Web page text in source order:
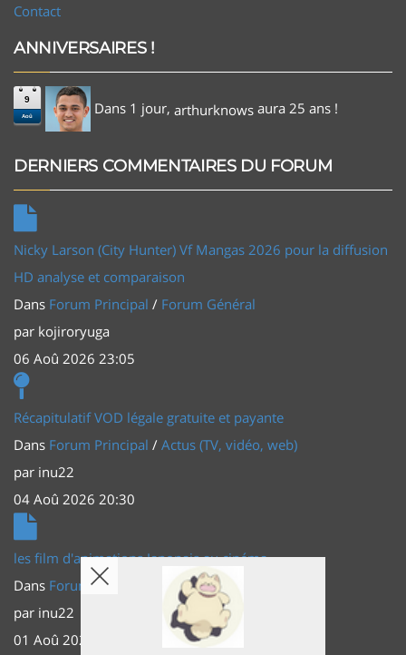
Contact
ANNIVERSAIRES !
9
Aoû Dans 1 jour, arthurknows aura 25 ans !
DERNIERS COMMENTAIRES DU FORUM
Nicky Larson (City Hunter) Vf Mangas 2026 pour la diffusion
HD analyse et comparaison
Dans Forum Principal / Forum Général
par kojiroryuga
06 Aoû 2026 23:05
Récapitulatif VOD légale gratuite et payante
Dans Forum Principal / Actus (TV, vidéo, web)
par inu22
04 Aoû 2026 20:30
les film d'animations Japonais au cinéma
Dans Forum Principal
Actus (TV, vidéo, web)
par inu22
01 Aoû 2026 20:56